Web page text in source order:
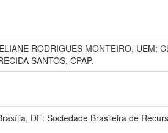
RODRIGUES MONTEIRO, UEM;
SANTOS, CPAP.
DF: Sociedade Brasileira de